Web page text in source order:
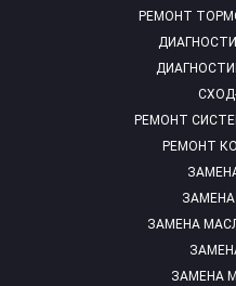
РЕМОНТ
РЕМОНТ
РЕМОНТ
ЗАМЕНА
ЗАМЕНА